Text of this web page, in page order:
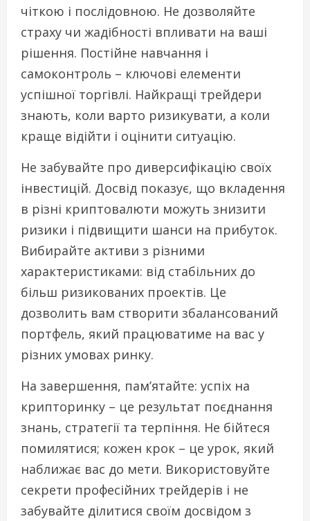
чіткою і послідовною. Не дозволяйте
страху чи жадібності впливати на ваші
рішення. Постійне навчання і
самоконтроль – ключові елементи
успішної торгівлі. Найкращі трейдери
знають, коли варто ризикувати, а коли
краще відійти і оцінити ситуацію.
Не забувайте про диверсифікацію своїх
інвестицій. Досвід показує, що вкладення
в різні криптовалюти можуть знизити
ризики і підвищити шанси на прибуток.
Вибирайте активи з різними
характеристиками: від стабільних до
більш ризикованих проектів. Це
дозволить вам створити збалансований
портфель, який працюватиме на вас у
різних умовах ринку.
На завершення, пам’ятайте: успіх на
крипторинку – це результат поєднання
знань, стратегії та терпіння. Не бійтеся
помилятися; кожен крок – це урок, який
наближає вас до мети. Використовуйте
секрети професійних трейдерів і не
забувайте ділитися своїм досвідом з